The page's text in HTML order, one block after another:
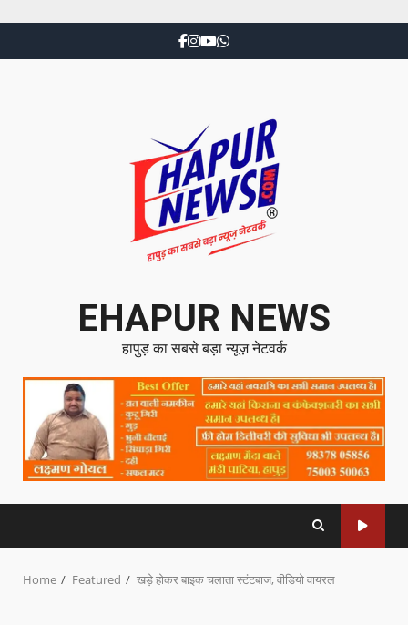
EHAPUR NEWS
हापुड़ का सबसे बड़ा न्यूज़ नेटवर्क
Home Featured खड़े होकर बाइक चलाता स्टंटबाज, वीडियो वायरल